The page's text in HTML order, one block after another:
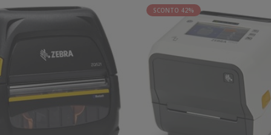
SCONTO 42%